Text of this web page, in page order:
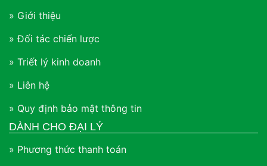
» Giới thiệu
» Đối tác chiến lược
» Triết lý kinh doanh
» Liên hệ
» Quy định bảo mật thông tin
DÀNH CHO ĐẠI LÝ
» Phương thức thanh toán